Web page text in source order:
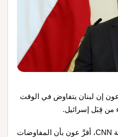
إن لبنان يتفاوض في الوقت
من قِبَل إسرائيل.
وفي تصريحات أدلى بها لشبكة CNN، أقرَّ عون بأن المفاوضات